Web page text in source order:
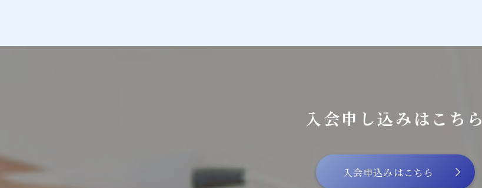
入会申し込みはこちら
入会申込みはこちら